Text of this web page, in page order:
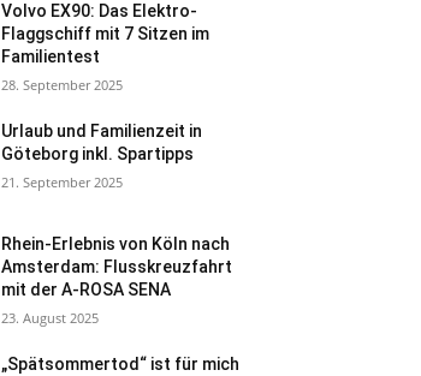
Volvo EX90: Das Elektro-
Flaggschiff mit 7 Sitzen im
Familientest
28. September 2025
Urlaub und Familienzeit in
Göteborg inkl. Spartipps
21. September 2025
Rhein-Erlebnis von Köln nach
Amsterdam: Flusskreuzfahrt
mit der A-ROSA SENA
23. August 2025
„Spätsommertod“ ist für mich